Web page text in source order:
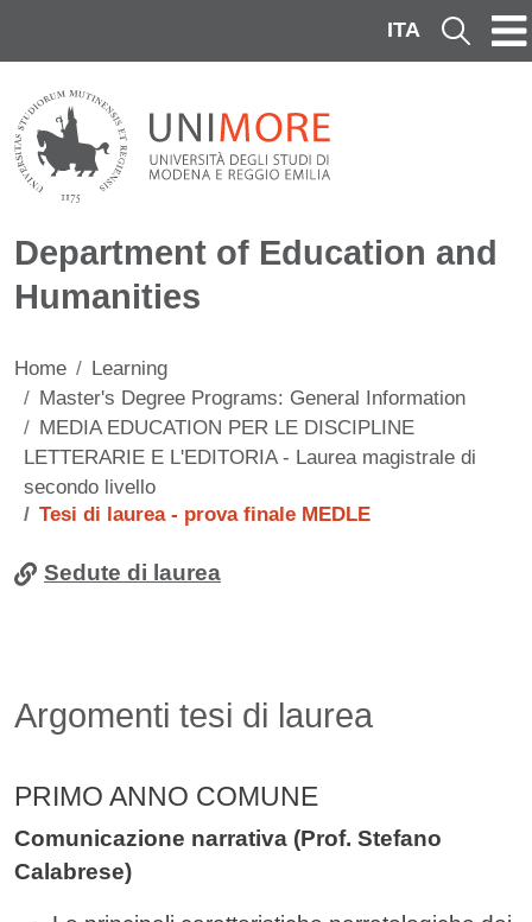
ITA Cerca
Department of Education and
Humanities
Home
Learning
Master's Degree Programs: General Information
MEDIA EDUCATION PER LE DISCIPLINE
LETTERARIE E L'EDITORIA - Laurea magistrale di
secondo livello
Tesi di laurea - prova finale MEDLE
Contenuto
Sedute di laurea
Argomenti tesi di laurea
PRIMO ANNO COMUNE
Comunicazione narrativa (Prof. Stefano
Calabrese)